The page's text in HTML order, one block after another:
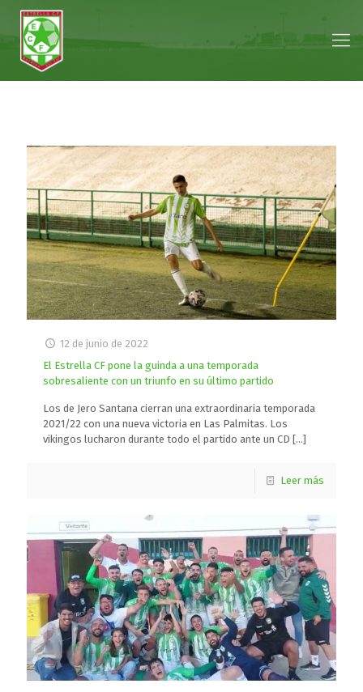
12 de junio de 2022
El Estrella CF pone la guinda a una temporada
sobresaliente con un triunfo en su último partido
Los de Jero Santana cierran una extraordinaria temporada
2021/22 con una nueva victoria en Las Palmitas. Los
vikingos lucharon durante todo el partido ante un CD […]
Leer más